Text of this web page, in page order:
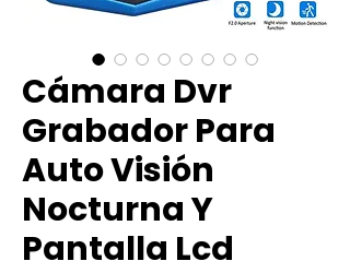
Cámara Dvr
Grabador Para
Auto Visión
Nocturna Y
Pantalla Lcd